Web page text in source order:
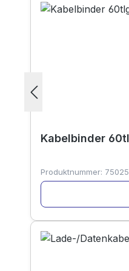
Kabelbinder
Produktnummer: 75025